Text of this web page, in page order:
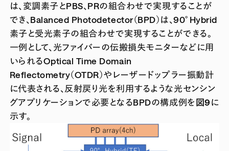
は、変調素子とPBS、PRの組合わせで実現することが
でき、Balanced Photodetector（BPD）は、90°Hybrid
素子と受光素子の組合わせで実現することができる。
一例として、光ファイバーの伝搬損失モニターなどに用
いられるOptical Time Domain
Reflectometry（OTDR）やレーザードップラー振動計
に代表される、反射戻り光を利用するような光センシン
グアプリケーションで必要となるBPDの構成例を 図9 に
示す。